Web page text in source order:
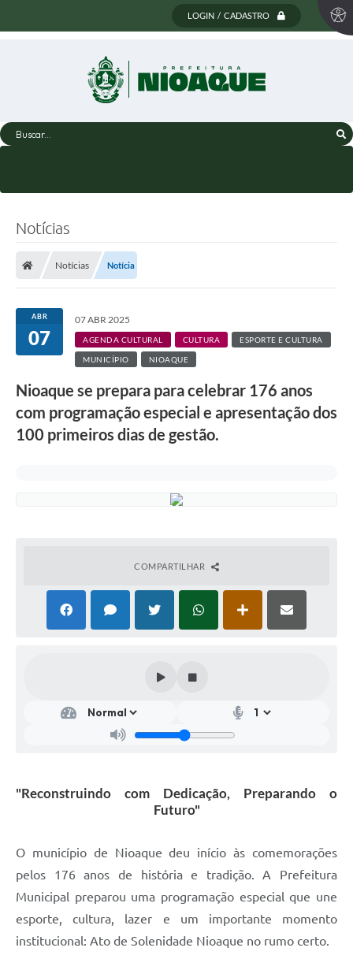
LOGIN / CADASTRO
Buscar...
Notícias
Notícias Notícia
ABR
07
07 ABR 2025
AGENDA CULTURAL CULTURA ESPORTE E CULTURA
MUNICÍPIO NIOAQUE
Nioaque se prepara para celebrar 176 anos
com programação especial e apresentação dos
100 primeiros dias de gestão.
COMPARTILHAR
"Reconstruindo com Dedicação, Preparando o
Futuro"
O município de Nioaque deu início às comemorações
pelos 176 anos de história e tradição. A Prefeitura
Municipal preparou uma programação especial que une
esporte, cultura, lazer e um importante momento
institucional: Ato de Solenidade Nioaque no rumo certo.